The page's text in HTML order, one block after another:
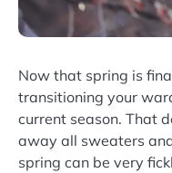
Now that spring is
transitioning your
current season. That
away all sweaters
spring can be very